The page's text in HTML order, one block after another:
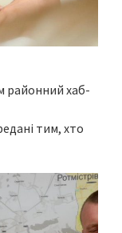
районний хаб-
тим, хто